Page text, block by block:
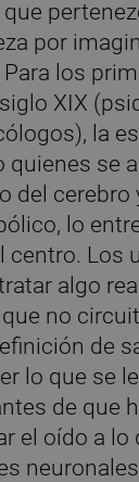
por
los
XIX
la
quienes se
del cerebro
lo
centro. Los
algo
no
de
lo que se
de que
el oído a lo